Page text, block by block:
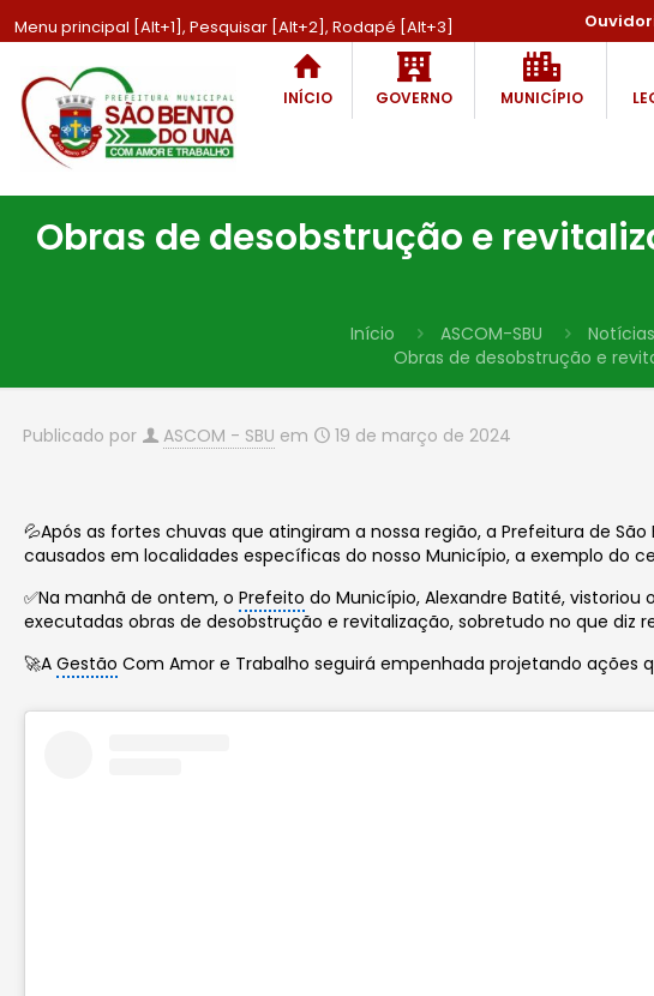
Menu principal [Alt+1], Pesquisar [Alt+2], Rodapé [Alt+3]
INÍCIO GOVERNO MUNICÍPIO
Obras de desobstrução e
Início ASCOM-SBU Notícias
Obras de desobstrução e
Publicado por ASCOM - SBU em 19 de março de 2024
💦Após as fortes chuvas que atingiram a nossa região, a Prefeitura de
causados em localidades específicas do nosso Município, a exemplo do
✅Na manhã de ontem, oPrefeito do Município, Alexandre Batité,
executadas obras de desobstrução e revitalização, sobretudo no que diz
🚀AGestão Com Amor e Trabalho seguirá empenhada projetando ações